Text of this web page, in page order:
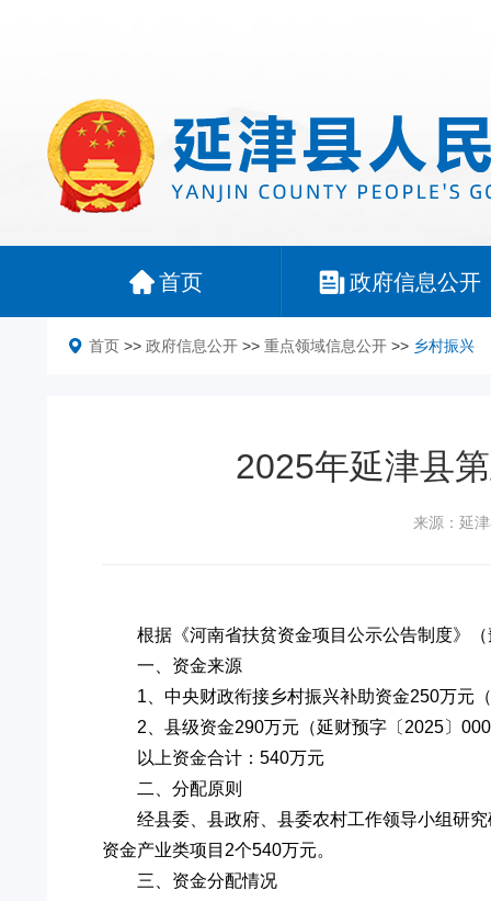
首页 政府信息公开
首页 >> 政府信息公开 >> 重点领域信息公开 >> 乡村振兴
2025年延津县
来源：延
根据《河南省扶贫资金项目公示公告制度》
一、资金来源
1、中央财政衔接乡村振兴补助资金250万元
2、县级资金290万元（延财预字〔2025〕
以上资金合计：540万元
二、分配原则
经县委、县政府、县委农村工作领导小组研
资金产业类项目2个540万元。
三、资金分配情况